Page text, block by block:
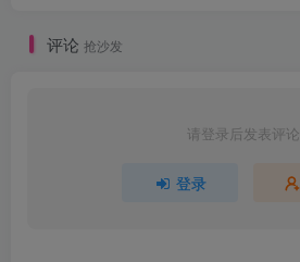
评论 抢沙发
请登录后发表评论
登录